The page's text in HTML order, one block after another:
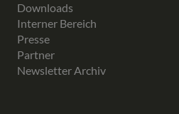
Downloads
Interner Bereich
Presse
Partner
Newsletter Archiv